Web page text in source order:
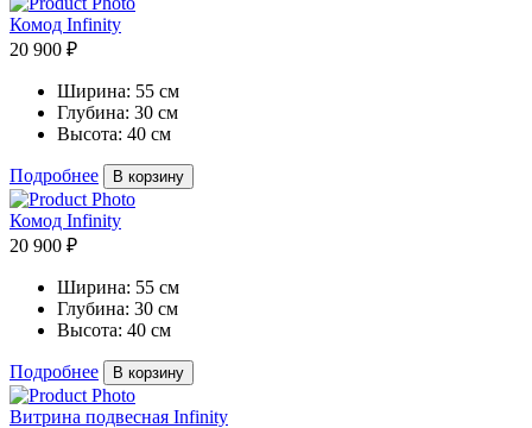
Комод Infinity
20 900 ₽
Ширина: 55 см
Глубина: 30 см
Высота: 40 см
Подробнее В корзину
Комод Infinity
20 900 ₽
Ширина: 55 см
Глубина: 30 см
Высота: 40 см
Подробнее В корзину
Витрина подвесная Infinity